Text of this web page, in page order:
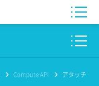
Compute API
アタッチ